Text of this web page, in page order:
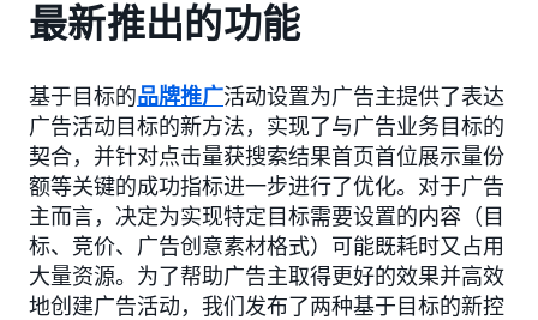
最新推出的功能
基于目标的品牌推广活动设置为广告主提供了表达
广告活动目标的新方法，实现了与广告业务目标的
契合，并针对点击量获搜索结果首页首位展示量份
额等关键的成功指标进一步进行了优化。对于广告
主而言，决定为实现特定目标需要设置的内容（目
标、竞价、广告创意素材格式）可能既耗时又占用
大量资源。为了帮助广告主取得更好的效果并高效
地创建广告活动，我们发布了两种基于目标的新控